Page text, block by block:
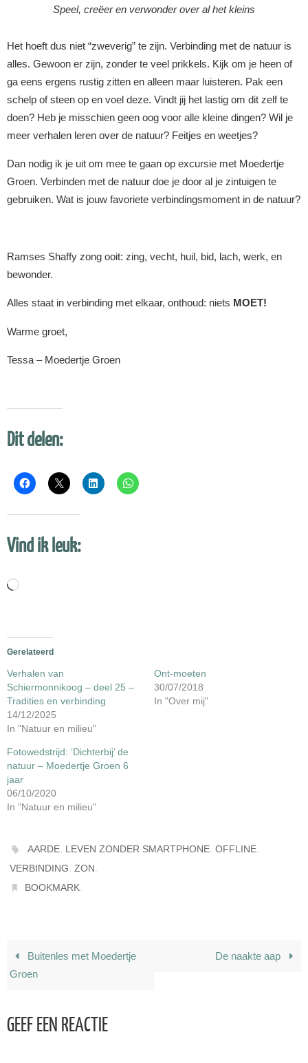
Speel, creëer en verwonder over al het kleins
Het hoeft dus niet “zweverig” te zijn. Verbinding met de natuur is
alles. Gewoon er zijn, zonder te veel prikkels. Kijk om je heen of
ga eens ergens rustig zitten en alleen maar luisteren. Pak een
schelp of steen op en voel deze. Vindt jij het lastig om dit zelf te
doen? Heb je misschien geen oog voor alle kleine dingen? Wil je
meer verhalen leren over de natuur? Feitjes en weetjes?
Dan nodig ik je uit om mee te gaan op excursie met Moedertje
Groen. Verbinden met de natuur doe je door al je zintuigen te
gebruiken. Wat is jouw favoriete verbindingsmoment in de natuur?
Ramses Shaffy zong ooit: zing, vecht, huil, bid, lach, werk, en
bewonder.
Alles staat in verbinding met elkaar, onthoud: niets MOET!
Warme groet,
Tessa – Moedertje Groen
Dit delen:
Vind ik leuk:
Aan
Gerelateerd
Verhalen van
Schiermonnikoog – deel 25 –
Tradities en verbinding
14/12/2025
In "Natuur en milieu"
Ont-moeten
30/07/2018
In "Over mij"
Fotowedstrijd: ‘Dichterbij’ de
natuur – Moedertje Groen 6
jaar
06/10/2020
In "Natuur en milieu"
AARDE, LEVEN ZONDER SMARTPHONE,OFFLINE,
VERBINDING, ZON.
BOOKMARK.
Buitenles met Moedertje
Groen
De naakte aap
GEEF EEN REACTIE